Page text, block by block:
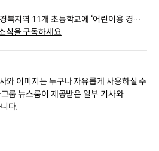
북지역 11개 초등학교에 ‘어린이용 경안
식을 구독하세요
와 이미지는 누구나 자유롭게 사용하실 수
룹 뉴스룸이 제공받은 일부 기사와
다.